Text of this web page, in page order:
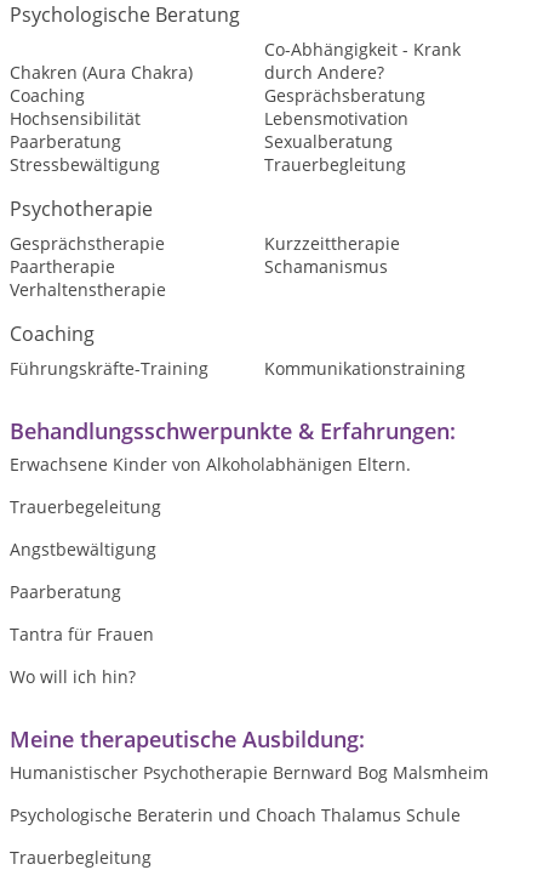
Psychologische Beratung
Chakren (Aura Chakra)
Co-Abhängigkeit - Krank
durch Andere?
Coaching
Gesprächsberatung
Hochsensibilität
Lebensmotivation
Paarberatung
Sexualberatung
Stressbewältigung
Trauerbegleitung
Psychotherapie
Gesprächstherapie
Kurzzeittherapie
Paartherapie
Schamanismus
Verhaltenstherapie
Coaching
Führungskräfte-Training Kommunikationstraining
Behandlungsschwerpunkte & Erfahrungen:
Erwachsene Kinder von Alkoholabhänigen Eltern.
Trauerbegeleitung
Angstbewältigung
Paarberatung
Tantra für Frauen
Wo will ich hin?
Meine therapeutische Ausbildung:
Humanistischer Psychotherapie Bernward Bog Malsmheim
Psychologische Beraterin und Choach Thalamus Schule
Trauerbegleitung